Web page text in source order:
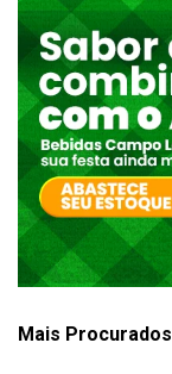
Mais Procurados